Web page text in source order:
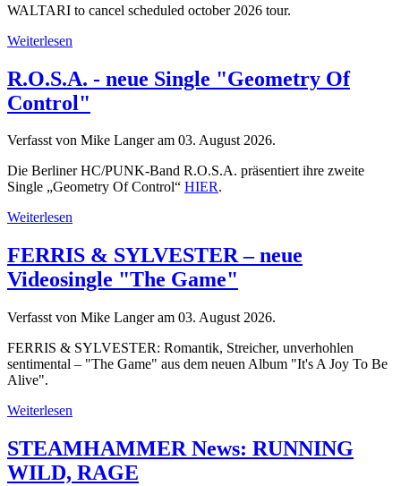
WALTARI to cancel scheduled october 2026 tour.
Weiterlesen
R.O.S.A. - neue Single "Geometry Of
Control"
Verfasst von Mike Langer am 03. August 2026.
Die Berliner HC/PUNK-Band R.O.S.A. präsentiert ihre zweite
Single „Geometry Of Control“ HIER.
Weiterlesen
FERRIS & SYLVESTER – neue
Videosingle "The Game"
Verfasst von Mike Langer am 03. August 2026.
FERRIS & SYLVESTER: Romantik, Streicher, unverhohlen
sentimental – "The Game" aus dem neuen Album "It's A Joy To Be
Alive".
Weiterlesen
STEAMHAMMER News: RUNNING
WILD, RAGE